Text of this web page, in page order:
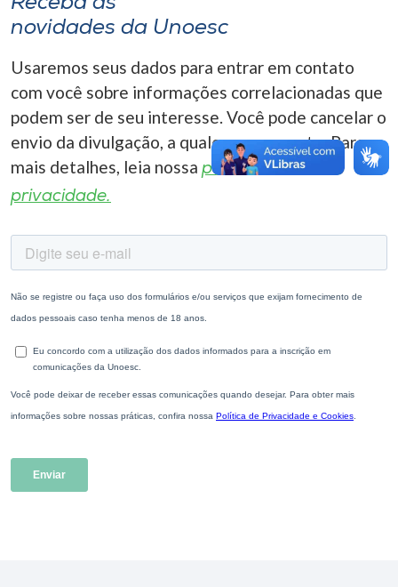
A-
novidades da Unoesc
Usaremos seus dados para entrar em contato
com você sobre informações correlacionadas que
podem ser de seu interesse. Você pode cancelar o
envio da divulgação, a qualquer momento. Para
mais detalhes, leia nossa política de
privacidade.